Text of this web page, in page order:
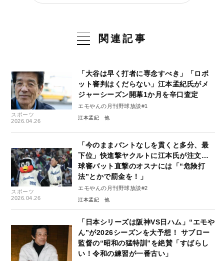
関連記事
スポーツ
2026.04.26
「大谷は早く打者に専念すべき」「ロボ
ット審判はくだらない」江本孟紀氏がメ
ジャーシーズン開幕1か月を辛口査定
エモやんの月刊野球放談#1
江本孟紀
スポーツ
2026.04.26
「今のままバントなしを貫くと多分、最
下位」快進撃ヤクルトに江本氏が注文…
球審バット直撃のオスナには「“危険打
法”とかで罰金を！」
エモやんの月刊野球放談#2
江本孟紀
「日本シリーズは阪神VS日ハム」“エモや
ん”が2026シーズンを大予想！ サブロー
監督の“昭和の猛特訓”を絶賛「すばらし
い！令和の練習が一番古い」